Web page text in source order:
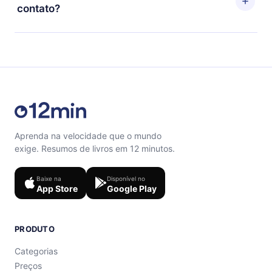
quiz de perguntas para te ajudar a fixar o conteúdo no
próximo ciclo de cobrança não ocorrerá.
contato?
Sinta-se livre para entrar em contato por
Aprenda na velocidade que o mundo
exige. Resumos de livros em 12 minutos.
Baixe na
App Store
Disponível no
Google Play
PRODUTO
Categorias
Preços